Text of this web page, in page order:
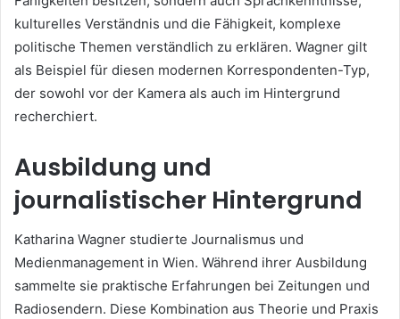
kulturelles Verständnis und die Fähigkeit, komplexe
politische Themen verständlich zu erklären. Wagner gilt
als Beispiel für diesen modernen Korrespondenten-Typ,
der sowohl vor der Kamera als auch im Hintergrund
recherchiert.
Ausbildung und
journalistischer Hintergrund
Katharina Wagner studierte Journalismus und
Medienmanagement in Wien. Während ihrer Ausbildung
sammelte sie praktische Erfahrungen bei Zeitungen und
Radiosendern. Diese Kombination aus Theorie und Praxis